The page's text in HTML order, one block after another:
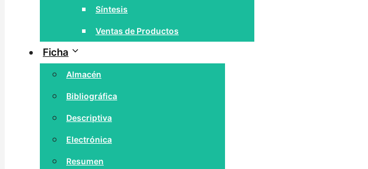
Síntesis
Ventas de Productos
Ficha
Almacén
Bibliográfica
Descriptiva
Electrónica
Resumen